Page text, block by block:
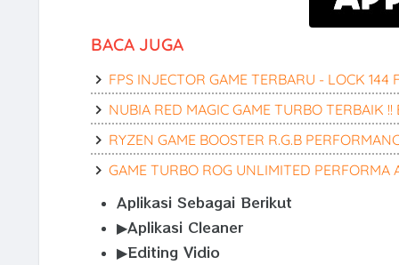
BACA JUGA
FPS INJECTOR GAME TERBARU - LOCK 144
NUBIA RED MAGIC GAME TURBO TERBAIK
RYZEN GAME BOOSTER R.G.B
GAME TURBO ROG UNLIMITED
Aplikasi Sebagai Berikut
▶Aplikasi Cleaner
▶Editing Vidio